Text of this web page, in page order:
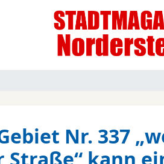
Nr. 337